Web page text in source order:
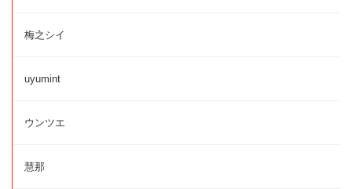
梅之シイ
uyumint
ウンツエ
慧那